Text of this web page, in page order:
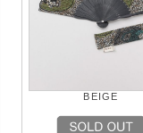
BEIGE